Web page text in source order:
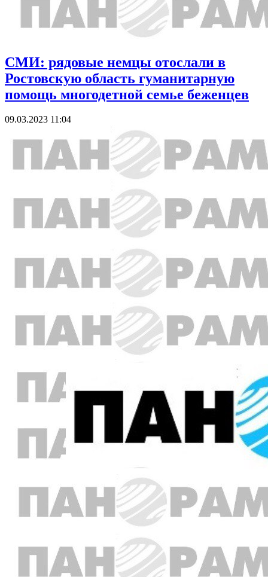
СМИ: рядовые немцы отослали в
Ростовскую область гуманитарную
помощь многодетной семье беженцев
09.03.2023 11:04